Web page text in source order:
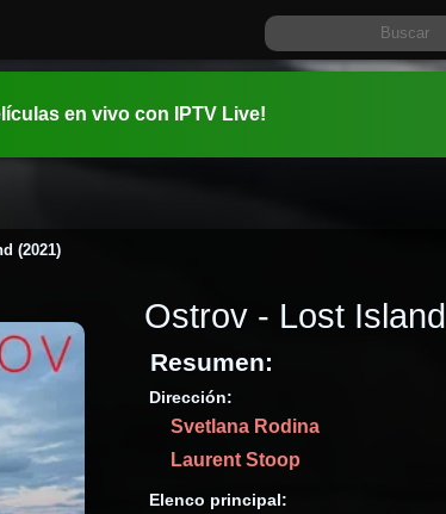
en vivo con IPTV Live!
(2021)
Ostrov - Lost Island
Resumen:
Dirección:
Svetlana Rodina
Laurent Stoop
Elenco principal: